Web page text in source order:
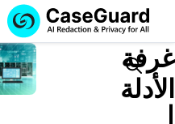
الخدمات
غرفة
الأدلة